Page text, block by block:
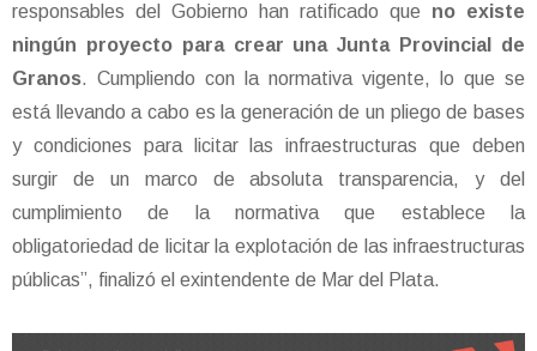
responsables del Gobierno han ratificado que no existe
ningún proyecto para crear una Junta Provincial de
Granos. Cumpliendo con la normativa vigente, lo que se
está llevando a cabo es la generación de un pliego de bases
y condiciones para licitar las infraestructuras que deben
surgir de un marco de absoluta transparencia, y del
cumplimiento de la normativa que establece la
obligatoriedad de licitar la explotación de las infraestructuras
públicas”, finalizó el exintendente de Mar del Plata.